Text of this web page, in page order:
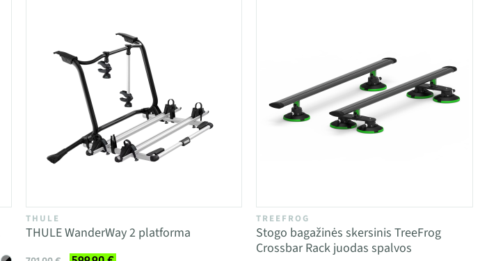
THULE
THULE WanderWay 2 platforma
TREEFROG
Stogo bagažinės skersinis TreeFrog
Crossbar Rack juodas spalvos